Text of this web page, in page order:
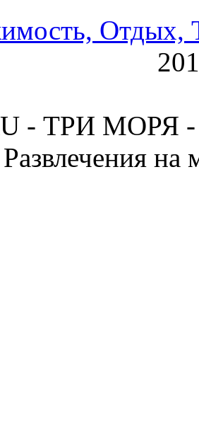
Отдых,
- ТРИ МОРЯ -
на